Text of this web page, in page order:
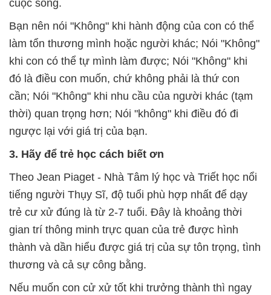
cuộc sống.
Bạn nên nói "Không" khi hành động của con có thể
làm tổn thương mình hoặc người khác; Nói "Không"
khi con có thể tự mình làm được; Nói "Không" khi
đó là điều con muốn, chứ không phải là thứ con
cần; Nói "Không" khi nhu cầu của người khác (tạm
thời) quan trọng hơn; Nói "không" khi điều đó đi
ngược lại với giá trị của bạn.
3. Hãy để trẻ học cách biết ơn
Theo Jean Piaget - Nhà Tâm lý học và Triết học nổi
tiếng người Thụy Sĩ, độ tuổi phù hợp nhất để dạy
trẻ cư xử đúng là từ 2-7 tuổi. Đây là khoảng thời
gian trí thông minh trực quan của trẻ được hình
thành và dần hiểu được giá trị của sự tôn trọng, tình
thương và cả sự công bằng.
Nếu muốn con cử xử tốt khi trưởng thành thì ngay